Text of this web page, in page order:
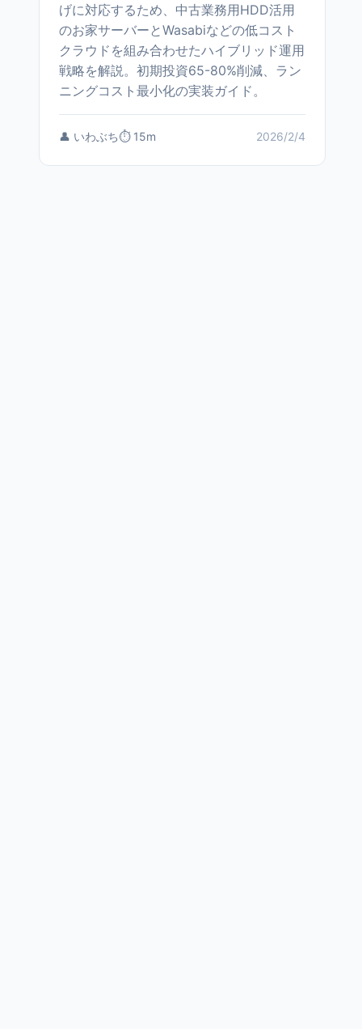
げに対応するため、中古業務用HDD活用
のお家サーバーとWasabiなどの低コスト
クラウドを組み合わせたハイブリッド運用
戦略を解説。初期投資65-80%削減、ラン
ニングコスト最小化の実装ガイド。
👤 いわぶち⏱️ 15m 2026/2/4